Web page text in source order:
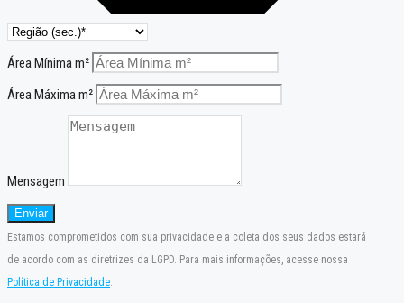
Área Mínima m²
Área Máxima m²
Mensagem
Enviar
Estamos comprometidos com sua privacidade e a coleta dos seus dados estará
de acordo com as diretrizes da LGPD. Para mais informações, acesse nossa
Política de Privacidade.